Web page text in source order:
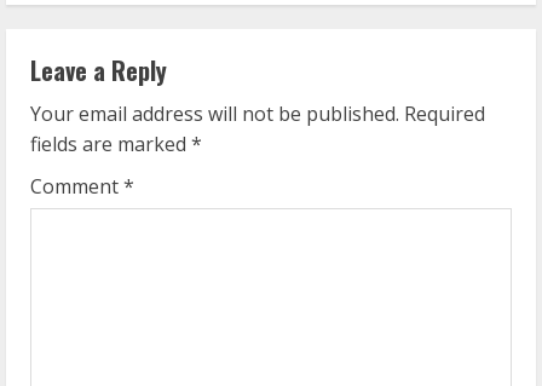
n
u
e
R
Leave a Reply
Your email address will not be published. Required
fields are marked *
Comment*